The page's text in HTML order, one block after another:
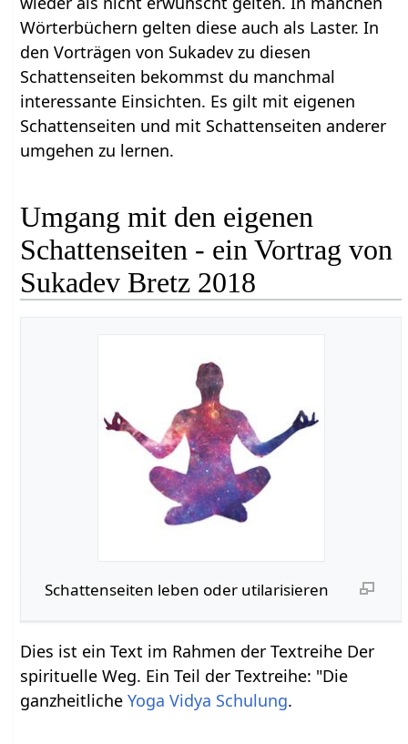
Wörterbüchern gelten diese auch als Laster. In
den Vorträgen von Sukadev zu diesen
Schattenseiten bekommst du manchmal
interessante Einsichten. Es gilt mit eigenen
Schattenseiten und mit Schattenseiten anderer
umgehen zu lernen.
Umgang mit den eigenen
Schattenseiten - ein Vortrag von
Sukadev Bretz 2018
Schattenseiten leben oder utilarisieren
Dies ist ein Text im Rahmen der Textreihe Der
spirituelle Weg. Ein Teil der Textreihe: "Die
ganzheitlicheYoga Vidya Schulung.